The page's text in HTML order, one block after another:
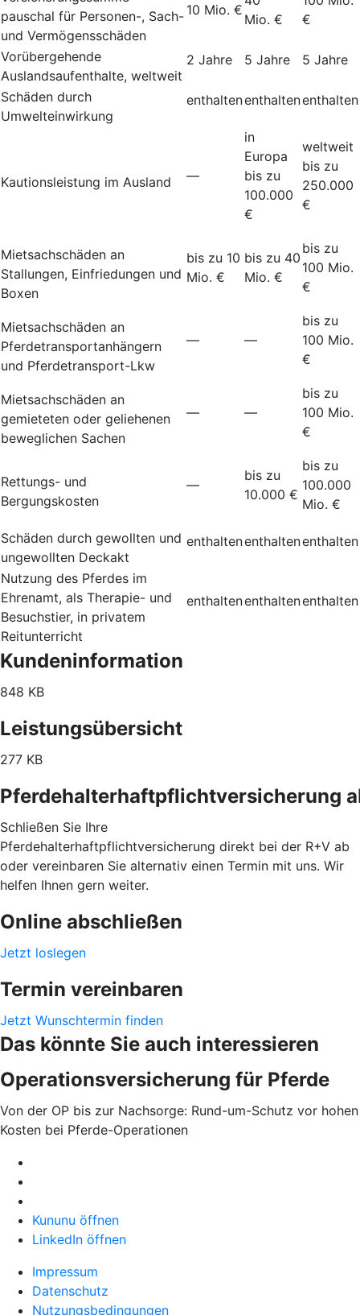
pauschal für Personen-, Sach-
und Vermögensschäden
10 Mio. €
Mio. €
€
Vorübergehende
Auslandsaufenthalte, weltweit
2 Jahre 5 Jahre 5 Jahre
Schäden durch
Umwelteinwirkung
enthaltenenthaltenenthalten
Kautionsleistung im Ausland —
in
Europa
bis zu
100.000
€
weltweit
bis zu
250.000
€
Mietsachschäden an
Stallungen, Einfriedungen und
Boxen
bis zu 10
Mio. €
bis zu 40
Mio. €
bis zu
100 Mio.
€
Mietsachschäden an
Pferdetransportanhängern
und Pferdetransport-Lkw
— —
bis zu
100 Mio.
€
Mietsachschäden an
gemieteten oder geliehenen
beweglichen Sachen
— —
bis zu
100 Mio.
€
Rettungs- und
Bergungskosten
—
bis zu
10.000 €
bis zu
100.000
Mio. €
Schäden durch gewollten und
ungewollten Deckakt
enthaltenenthaltenenthalten
Nutzung des Pferdes im
Ehrenamt, als Therapie- und
Besuchstier, in privatem
Reitunterricht
enthaltenenthaltenenthalten
Kundeninformation
848 KB
Leistungsübersicht
277 KB
Pferdehalterhaftpflichtversicherung
Schließen Sie Ihre
Pferdehalterhaftpflichtversicherung direkt bei der R+V ab
oder vereinbaren Sie alternativ einen Termin mit uns. Wir
helfen Ihnen gern weiter.
Online abschließen
Jetzt loslegen
Termin vereinbaren
Jetzt Wunschtermin finden
Das könnte Sie auch interessieren
Operationsversicherung für Pferde
Von der OP bis zur Nachsorge: Rund-um-Schutz vor hohen
Kosten bei Pferde-Operationen
Kununu öffnen
LinkedIn öffnen
Impressum
Datenschutz
Nutzungsbedingungen